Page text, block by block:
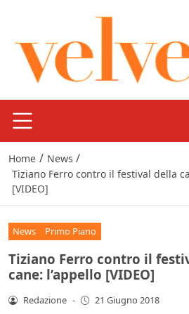
Home / News /
Tiziano Ferro contro il festival della
[VIDEO]
News Primo Piano
Tiziano Ferro contro il
cane: l’appello [VIDEO]
Redazione - 21 Giugno 2018